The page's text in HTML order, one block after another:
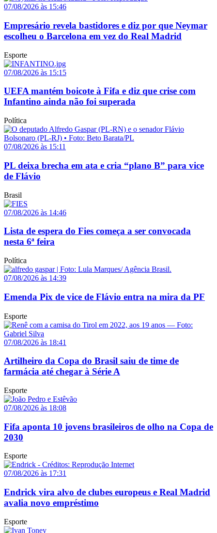
07/08/2026 às 15:46
Empresário revela bastidores e diz por que Neymar
escolheu o Barcelona em vez do Real Madrid
Esporte
07/08/2026 às 15:15
UEFA mantém boicote à Fifa e diz que crise com
Infantino ainda não foi superada
Política
07/08/2026 às 15:11
PL deixa brecha em ata e cria “plano B” para vice
de Flávio
Brasil
07/08/2026 às 14:46
Lista de espera do Fies começa a ser convocada
nesta 6ª feira
Política
07/08/2026 às 14:39
Emenda Pix de vice de Flávio entra na mira da PF
Esporte
07/08/2026 às 18:41
Artilheiro da Copa do Brasil saiu de time de
farmácia até chegar à Série A
Esporte
07/08/2026 às 18:08
Fifa aponta 10 jovens brasileiros de olho na Copa de
2030
Esporte
07/08/2026 às 17:31
Endrick vira alvo de clubes europeus e Real Madrid
avalia novo empréstimo
Esporte